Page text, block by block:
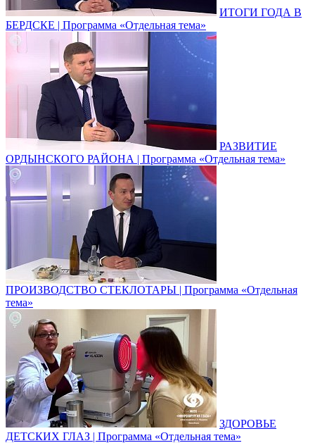
ИТОГИ ГОДА В
БЕРДСКЕ | Программа «Отдельная тема»
РАЗВИТИЕ
ОРДЫНСКОГО РАЙОНА | Программа «Отдельная тема»
ПРОИЗВОДСТВО СТЕКЛОТАРЫ | Программа «Отдельная
тема»
ЗДОРОВЬЕ
ДЕТСКИХ ГЛАЗ | Программа «Отдельная тема»